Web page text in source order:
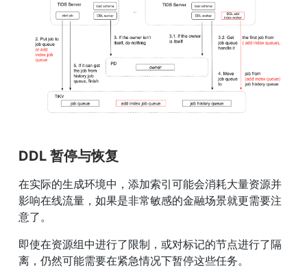
DDL 暂停与恢复
在实际的生成环境中，添加索引可能会消耗大量资源并
影响在线流量，如果是非常敏感的金融场景就更需要注
意了。
即使在资源组中进行了限制，或对标记的节点进行了隔
离，仍然可能需要在紧急情况下暂停这些任务。